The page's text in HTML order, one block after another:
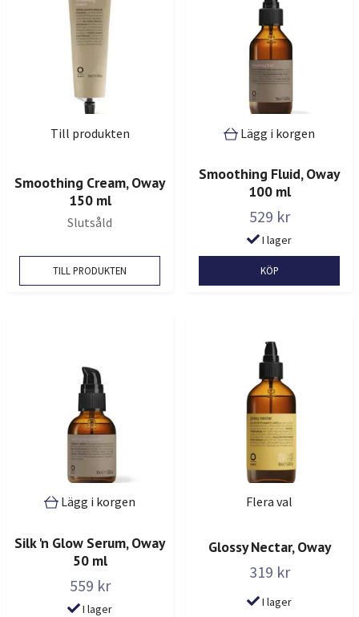
Till produkten
Smoothing Cream, Oway
150 ml
Slutsåld
TILL PRODUKTEN
Lägg i korgen
Smoothing Fluid, Oway
100 ml
529 kr
I lager
Lägg i korgen
Silk 'n Glow Serum, Oway
50 ml
559 kr
I lager
Flera val
Glossy Nectar, Oway
319 kr
I lager